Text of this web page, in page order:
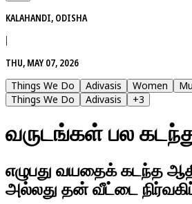
KALAHANDI, ODISHA
|
THU, MAY 07, 2026
Things We Do
Adivasis Women
Things We Do
Adivasis +3
வருடங்கள் பல
எழுபது வயதைக் கடந்த
அல்லது தன் வீட்டை